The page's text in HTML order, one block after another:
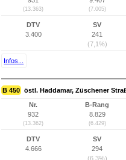
(13.363) (7.005)
DTV
3.400
SV
241
(7,1%)
Infos...
B 450 östl. Haddamar, Züschener
Nr.
932
(13.362)
B-Rang
8.829
(6.429)
DTV
4.666
SV
294
(6,3%)